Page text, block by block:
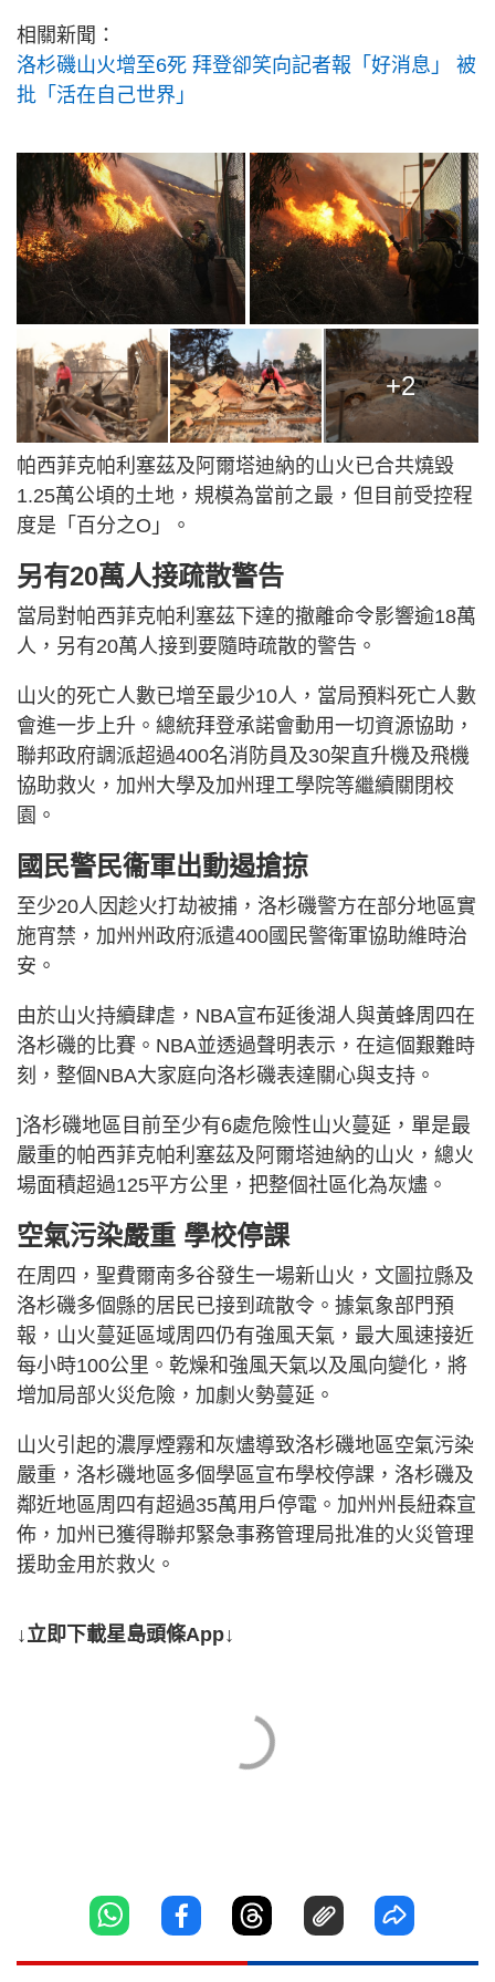
相關新聞：
洛杉磯山火增至6死 拜登卻笑向記者報「好消息」 被
批「活在自己世界」
+2
帕西菲克帕利塞茲及阿爾塔迪納的山火已合共燒毀
1.25萬公頃的土地，規模為當前之最，但目前受控程
度是「百分之O」。
另有20萬人接疏散警告
當局對帕西菲克帕利塞茲下達的撤離命令影響逾18萬
人，另有20萬人接到要隨時疏散的警告。
山火的死亡人數已增至最少10人，當局預料死亡人數
會進一步上升。總統拜登承諾會動用一切資源協助，
聯邦政府調派超過400名消防員及30架直升機及飛機
協助救火，加州大學及加州理工學院等繼續關閉校
園。
國民警民衞軍出動遏搶掠
至少20人因趁火打劫被捕，洛杉磯警方在部分地區實
施宵禁，加州州政府派遣400國民警衛軍協助維時治
安。
由於山火持續肆虐，NBA宣布延後湖人與黃蜂周四在
洛杉磯的比賽。NBA並透過聲明表示，在這個艱難時
刻，整個NBA大家庭向洛杉磯表達關心與支持。
]洛杉磯地區目前至少有6處危險性山火蔓延，單是最
嚴重的帕西菲克帕利塞茲及阿爾塔迪納的山火，總火
場面積超過125平方公里，把整個社區化為灰燼。
空氣污染嚴重 學校停課
在周四，聖費爾南多谷發生一場新山火，文圖拉縣及
洛杉磯多個縣的居民已接到疏散令。據氣象部門預
報，山火蔓延區域周四仍有強風天氣，最大風速接近
每小時100公里。乾燥和強風天氣以及風向變化，將
增加局部火災危險，加劇火勢蔓延。
山火引起的濃厚煙霧和灰燼導致洛杉磯地區空氣污染
嚴重，洛杉磯地區多個學區宣布學校停課，洛杉磯及
鄰近地區周四有超過35萬用戶停電。加州州長紐森宣
佈，加州已獲得聯邦緊急事務管理局批准的火災管理
援助金用於救火。
↓立即下載星島頭條App↓